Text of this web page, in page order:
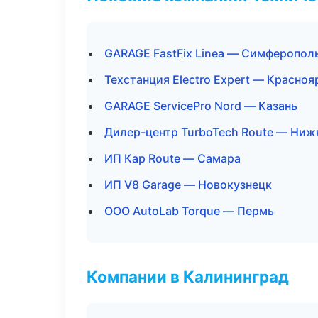
GARAGE FastFix Linea —
Техстанция Electro Expert —
GARAGE ServicePro Nord — Казань
Дилер-центр TurboTech Route —
ИП Кар Route — Самара
ИП V8 Garage — Новокузнецк
ООО AutoLab Torque — Пермь
Компании в Калининград